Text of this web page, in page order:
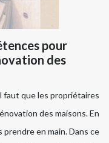
pour
des
faut que les propriétaires
des maisons. En
en main. Dans ce